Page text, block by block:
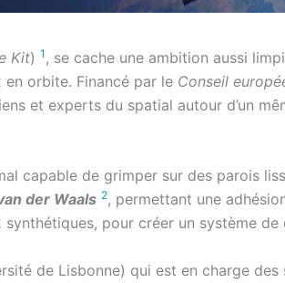
Kit) 1 , se cache une ambition aussi
orbite. Financé par le Conseil
et experts du spatial autour d’un
capable de grimper sur des parois
der Waals 2, permettant une
pour créer un système
de Lisbonne) qui est en charge